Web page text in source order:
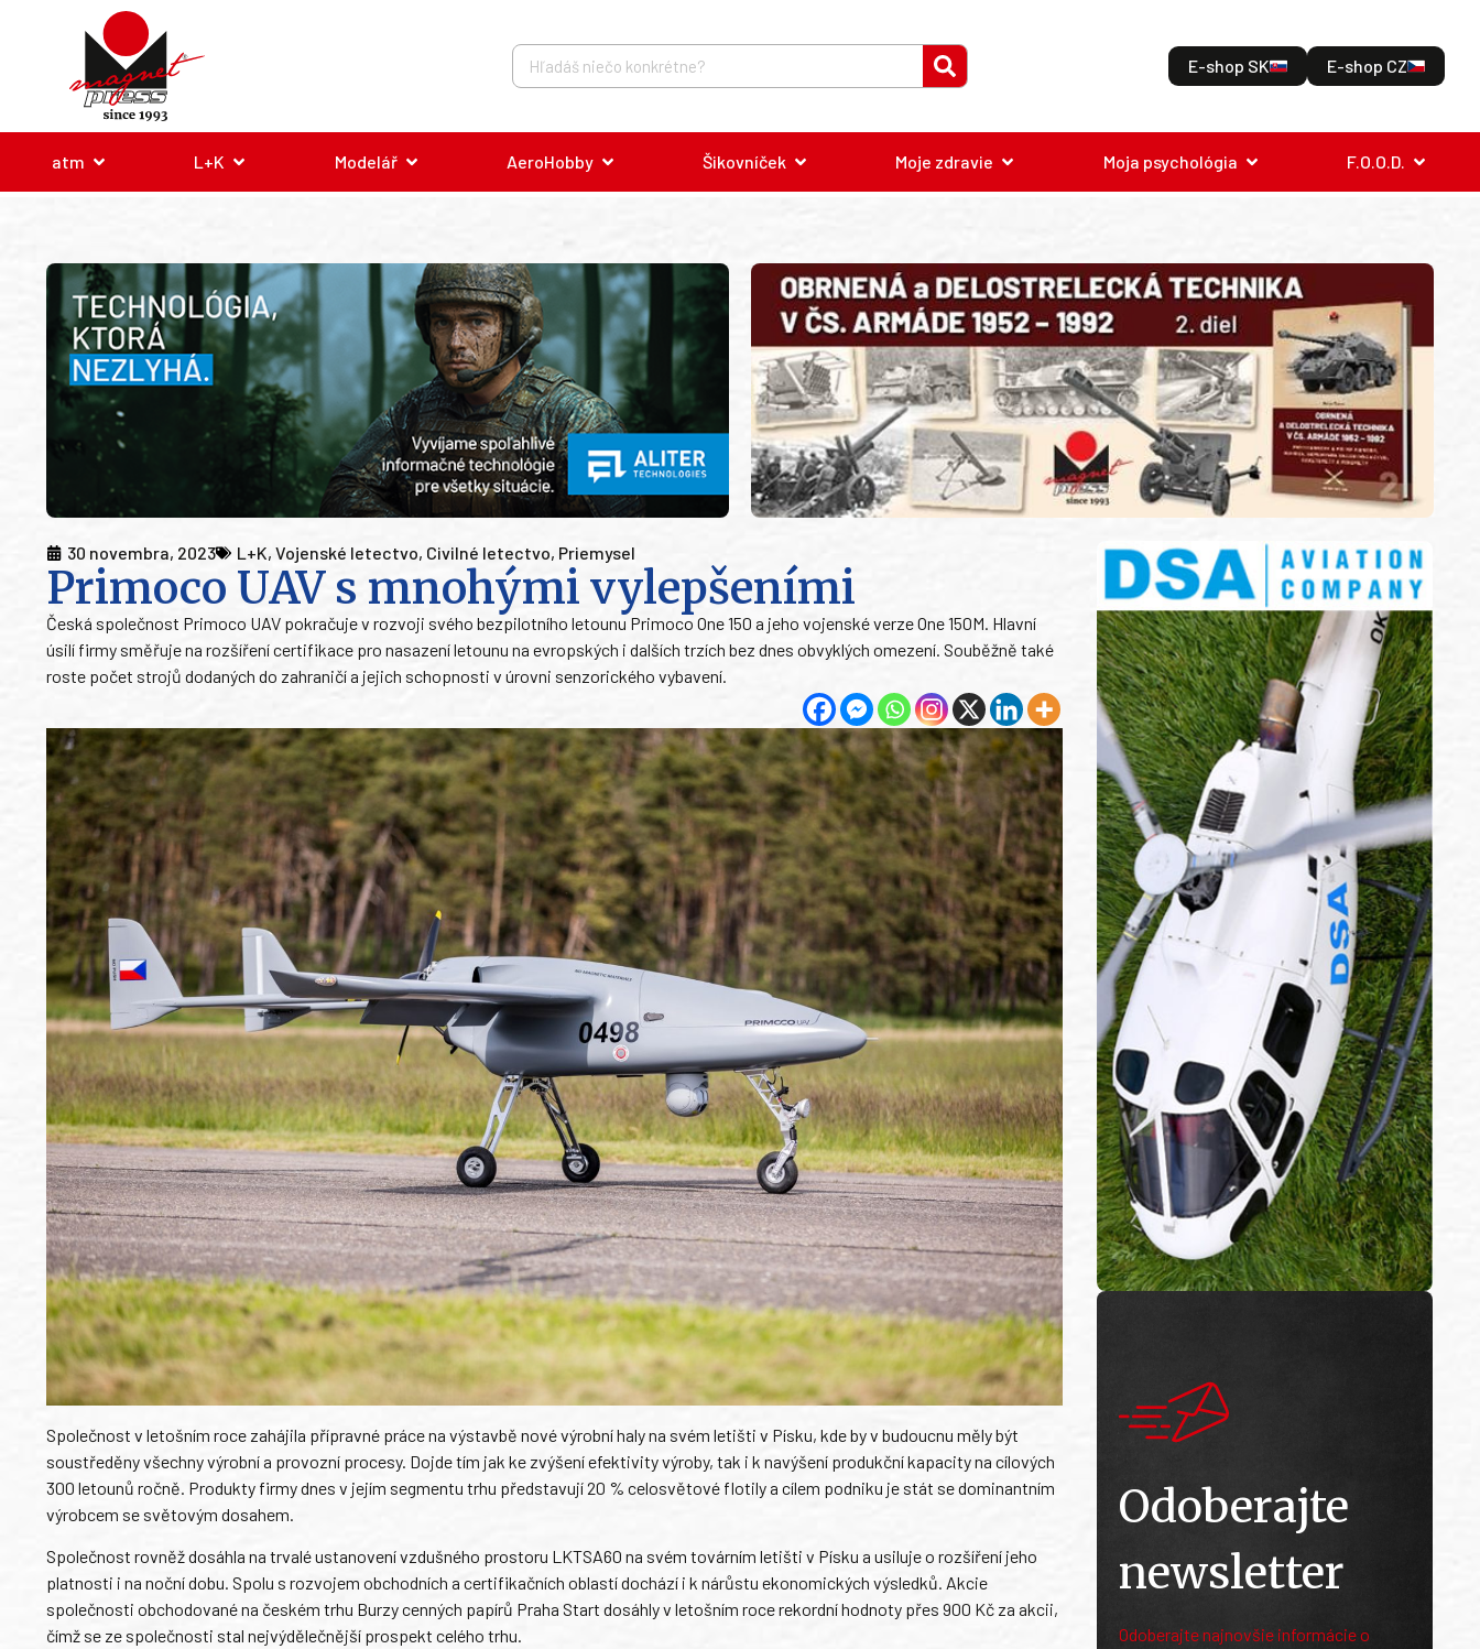
E-shop SK E-shop CZ
atm L+K Modelář AeroHobby Šikovníček Moje zdravie Moja psychológia F.O.O.D.
30 novembra, 2023 L+K, Vojenské letectvo, Civilné letectvo, Priemysel
Primoco UAV s mnohými vylepšeními
Česká společnost Primoco UAV pokračuje v rozvoji svého bezpilotního letounu Primoco One 150 a jeho vojenské verze One 150M. Hlavní
úsilí firmy směřuje na rozšíření certifikace pro nasazení letounu na evropských i dalších trzích bez dnes obvyklých omezení. Souběžně také
roste počet strojů dodaných do zahraničí a jejich schopnosti v úrovni senzorického vybavení.
Společnost v letošním roce zahájila přípravné práce na výstavbě nové výrobní haly na svém letišti v Písku, kde by v budoucnu měly být
soustředěny všechny výrobní a provozní procesy. Dojde tím jak ke zvýšení efektivity výroby, tak i k navýšení produkční kapacity na cílových
300 letounů ročně. Produkty firmy dnes v jejím segmentu trhu představují 20 % celosvětové flotily a cílem podniku je stát se dominantním
výrobcem se světovým dosahem.
Společnost rovněž dosáhla na trvalé ustanovení vzdušného prostoru LKTSA60 na svém továrním letišti v Písku a usiluje o rozšíření jeho
platnosti i na noční dobu. Spolu s rozvojem obchodních a certifikačních oblastí dochází i k nárůstu ekonomických výsledků. Akcie
společnosti obchodované na českém trhu Burzy cenných papírů Praha Start dosáhly v letošním roce rekordní hodnoty přes 900 Kč za akcii,
čímž se ze společnosti stal nejvýdělečnější prospekt celého trhu.
Odoberajte
newsletter
Odoberajte najnovšie informácie o